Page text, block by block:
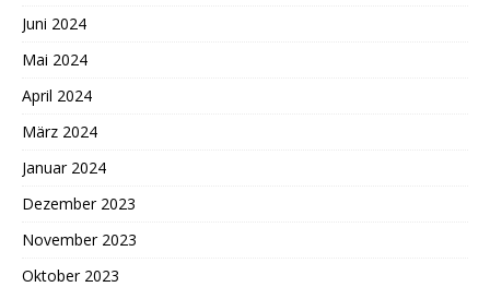
Juni 2024
Mai 2024
April 2024
März 2024
Januar 2024
Dezember 2023
November 2023
Oktober 2023